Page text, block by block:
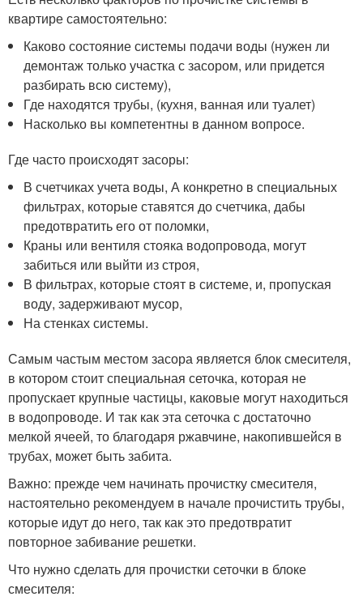
квартире самостоятельно:
Каково состояние системы подачи воды (нужен ли
демонтаж только участка с засором, или придется
разбирать всю систему),
Где находятся трубы, (кухня, ванная или туалет)
Насколько вы компетентны в данном вопросе.
Где часто происходят засоры:
В счетчиках учета воды, А конкретно в специальных
фильтрах, которые ставятся до счетчика, дабы
предотвратить его от поломки,
Краны или вентиля стояка водопровода, могут
забиться или выйти из строя,
В фильтрах, которые стоят в системе, и, пропуская
воду, задерживают мусор,
На стенках системы.
Самым частым местом засора является блок смесителя,
в котором стоит специальная сеточка, которая не
пропускает крупные частицы, каковые могут находиться
в водопроводе. И так как эта сеточка с достаточно
мелкой ячеей, то благодаря ржавчине, накопившейся в
трубах, может быть забита.
Важно: прежде чем начинать прочистку смесителя,
настоятельно рекомендуем в начале прочистить трубы,
которые идут до него, так как это предотвратит
повторное забивание решетки.
Что нужно сделать для прочистки сеточки в блоке
смесителя: